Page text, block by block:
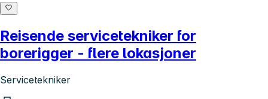
Reisende servicetekniker for
borerigger - flere lokasjoner
Servicetekniker